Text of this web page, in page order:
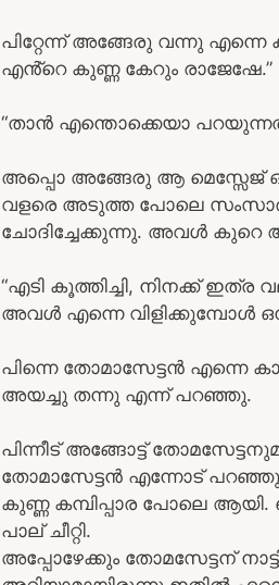
പിറ്റേന്ന് അങ്ങേരു വന്നു
എൻ്റെ കുണ്ണ കേറും രാജേഷേ.”
“താൻ എന്തൊക്കെയാ
അപ്പൊ അങ്ങേരു ആ മെസ്സേജ്
വളരെ അടുത്ത പോലെ
ചോദിച്ചേക്കുന്നു. അവൾ കുറെ
“എടി കൂത്തിച്ചി, നിനക്ക്
അവൾ എന്നെ വിളിക്കുമ്പോൾ
പിന്നെ തോമാസേട്ടൻ
അയച്ചു തന്നു എന്ന് പറഞ്ഞു.
പിന്നീട് അങ്ങോട്ട്
തോമാസേട്ടൻ എന്നോട്
കുണ്ണ കമ്പിപ്പാര പോലെ
പാല് ചീറ്റി.
അപ്പോഴേക്കും തോമസേട്ടന്